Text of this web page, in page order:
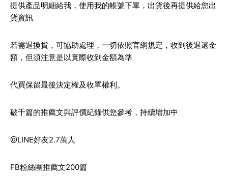
提供產品明細給我，使用我的帳號下單，出貨後再提供給您出
貨資訊
若需退換貨，可協助處理，一切依照官網規定，收到後退還金
額，但須注意是以實際收到金額為準
代買保留最後決定權及收單權利。
破千篇的推薦文與評價紀錄供您參考，持續增加中
@LINE好友2.7萬人
FB粉絲團推薦文200篇